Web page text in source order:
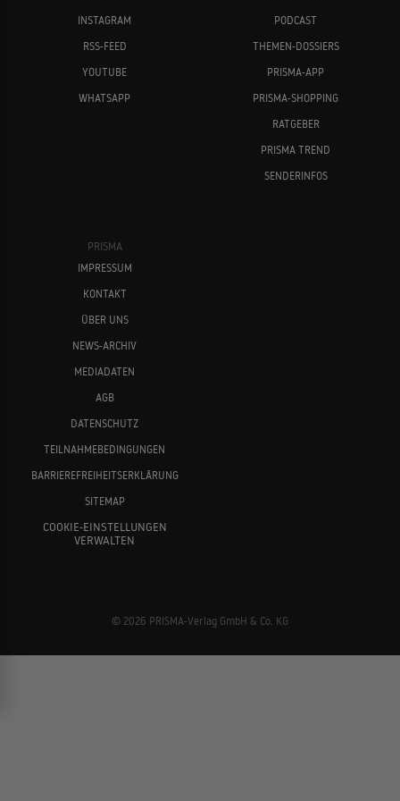
INSTAGRAM
RSS-FEED
YOUTUBE
WHATSAPP
PODCAST
THEMEN-DOSSIERS
PRISMA-APP
PRISMA-SHOPPING
RATGEBER
PRISMA TREND
SENDERINFOS
PRISMA
IMPRESSUM
KONTAKT
ÜBER UNS
NEWS-ARCHIV
MEDIADATEN
AGB
DATENSCHUTZ
TEILNAHMEBEDINGUNGEN
BARRIEREFREIHEITSERKLÄRUNG
SITEMAP
COOKIE-EINSTELLUNGEN
VERWALTEN
© 2026 PRISMA-Verlag GmbH & Co. KG